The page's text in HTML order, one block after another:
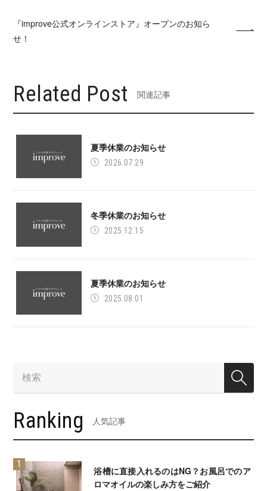
『improve公式オンラインストア』オープンのお知ら
せ！
Related Post 関連記事
夏季休業のお知らせ
2026.07.29
冬季休業のお知らせ
2025.12.15
夏季休業のお知らせ
2025.08.01
Ranking 人気記事
浴槽に直接入れるのはNG？お風呂でのア
ロマオイルの楽しみ方をご紹介